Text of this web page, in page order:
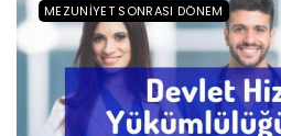
MEZUNIYET SONRASI DÖNEM